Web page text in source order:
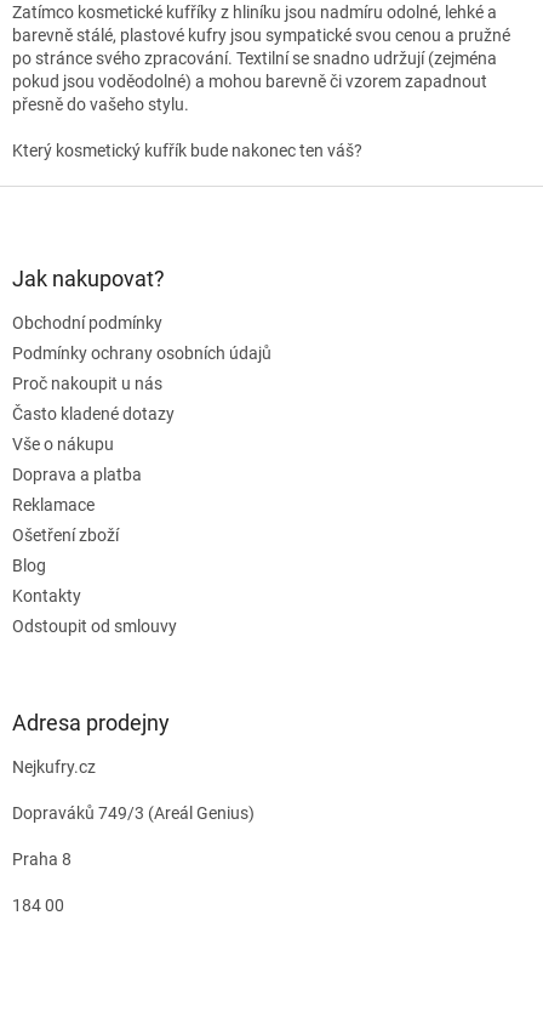
Zatímco kosmetické kufříky z hliníku jsou nadmíru odolné, lehké a
barevně stálé, plastové kufry jsou sympatické svou cenou a pružné
po stránce svého zpracování. Textilní se snadno udržují (zejména
pokud jsou voděodolné) a mohou barevně či vzorem zapadnout
přesně do vašeho stylu.
Který kosmetický kufřík bude nakonec ten váš?
Jak nakupovat?
Obchodní podmínky
Podmínky ochrany osobních údajů
Proč nakoupit u nás
Často kladené dotazy
Vše o nákupu
Doprava a platba
Reklamace
Ošetření zboží
Blog
Kontakty
Odstoupit od smlouvy
Adresa prodejny
Nejkufry.cz
Dopraváků 749/3 (Areál Genius)
Praha 8
184 00